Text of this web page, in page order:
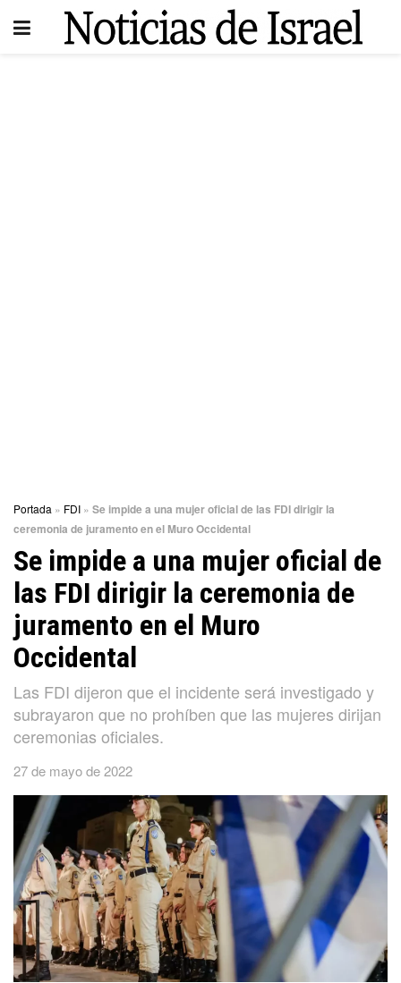
Portada » FDI » Se impide a una mujer oficial de las FDI dirigir la
ceremonia de juramento en el Muro Occidental
Se impide a una mujer oficial de
las FDI dirigir la ceremonia de
juramento en el Muro
Occidental
Las FDI dijeron que el incidente será investigado y
subrayaron que no prohíben que las mujeres dirijan
ceremonias oficiales.
27 de mayo de 2022